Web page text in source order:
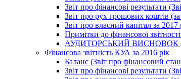
Звіт про фінансові результати
Звіт про рух грошових коштів
Звіт про власний капітал за 2017
Примітки до фінансової
АУДИТОРСЬКИЙ ВИСНОВОК
Фінансова звітність КУА за 2016 рік
Баланс (Звіт про фінансовий
Звіт про фінансові результати